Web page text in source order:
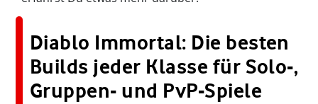
Diablo Immortal: Die besten
Builds jeder Klasse für Solo-,
Gruppen- und PvP-Spiele